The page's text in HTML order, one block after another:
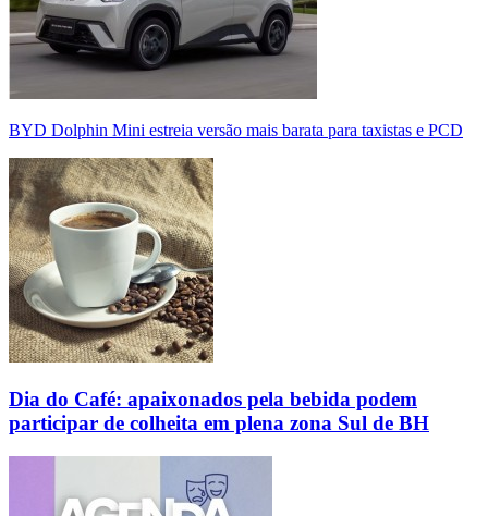
BYD Dolphin Mini estreia versão mais barata para taxistas e PCD
Dia do Café: apaixonados pela bebida podem
participar de colheita em plena zona Sul de BH